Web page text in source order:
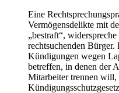
Eine
Vermögensdelikte mit
„bestraft“,
rechtsuchenden Bürger.
Kündigungen wegen
betreffen, in denen der
Mitarbeiter trennen will,